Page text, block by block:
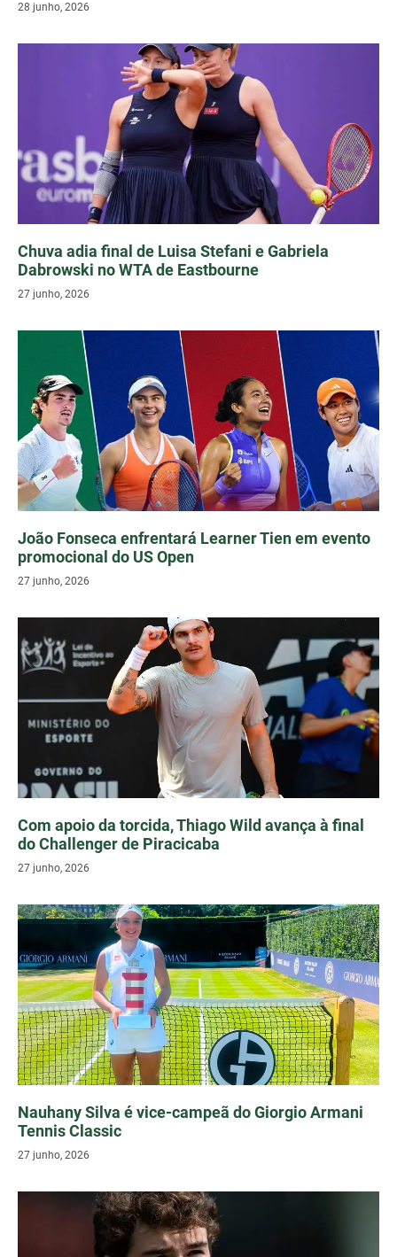
28 junho, 2026
Chuva adia final de Luisa Stefani e Gabriela
Dabrowski no WTA de Eastbourne
27 junho, 2026
João Fonseca enfrentará Learner Tien em evento
promocional do US Open
27 junho, 2026
Com apoio da torcida, Thiago Wild avança à final
do Challenger de Piracicaba
27 junho, 2026
Nauhany Silva é vice-campeã do Giorgio Armani
Tennis Classic
27 junho, 2026